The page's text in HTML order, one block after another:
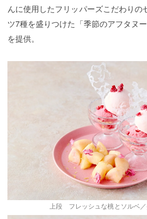
んに使用したフリッパーズこだわりの
ツ7種を盛りつけた「季節のアフタヌー
を提供。
上段 フレッシュな桃とソルベ